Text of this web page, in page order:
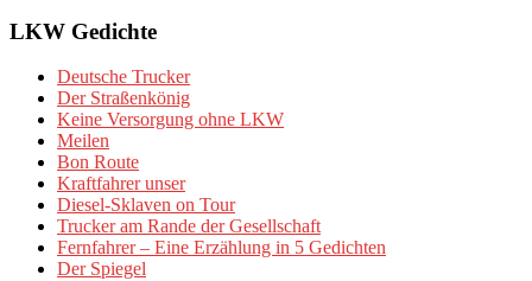
LKW Gedichte
Deutsche Trucker
Der Straßenkönig
Keine Versorgung ohne LKW
Meilen
Bon Route
Kraftfahrer unser
Diesel-Sklaven on Tour
Trucker am Rande der Gesellschaft
Fernfahrer – Eine Erzählung in 5 Gedichten
Der Spiegel